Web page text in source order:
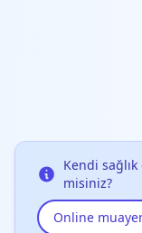
Kendi
misiniz?
Online